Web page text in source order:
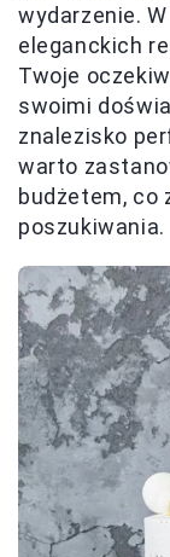
wydarzenie.
eleganckich
Twoje
swoimi
znalezisko
warto
budżetem, co
poszukiwania.